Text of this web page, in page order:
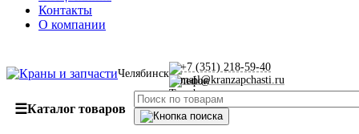
Контакты
О компании
Челябинск
+7 (351) 218-59-40
mail@kranzapchasti.ru
☰Каталог товаров